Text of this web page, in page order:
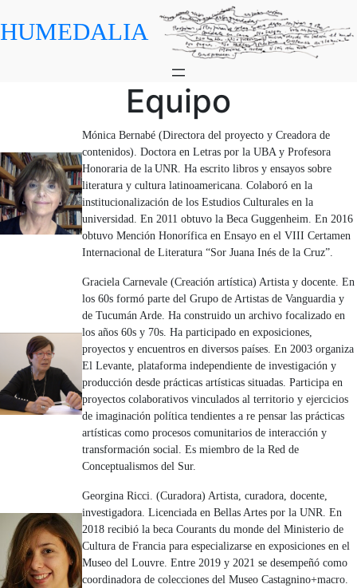
to
HUMEDALIA
Equipo
Mónica Bernabé (Directora del proyecto y Creadora de
contenidos). Doctora en Letras por la UBA y Profesora
Honoraria de la UNR. Ha escrito libros y ensayos sobre
literatura y cultura latinoamericana. Colaboró en la
institucionalización de los Estudios Culturales en la
universidad. En 2011 obtuvo la Beca Guggenheim. En 2016
obtuvo Mención Honorífica en Ensayo en el VIII Certamen
Internacional de Literatura “Sor Juana Inés de la Cruz”.
Graciela Carnevale (Creación artística) Artista y docente. En
los 60s formó parte del Grupo de Artistas de Vanguardia y
de Tucumán Arde. Ha construido un archivo focalizado en
los años 60s y 70s. Ha participado en exposiciones,
proyectos y encuentros en diversos países. En 2003 organiza
El Levante, plataforma independiente de investigación y
producción desde prácticas artísticas situadas. Participa en
proyectos colaborativos vinculados al territorio y ejercicios
de imaginación política tendientes a re pensar las prácticas
artísticas como procesos comunitarios de interacción y
transformación social. Es miembro de la Red de
Conceptualismos del Sur.
Georgina Ricci. (Curadora) Artista, curadora, docente,
investigadora. Licenciada en Bellas Artes por la UNR. En
2018 recibió la beca Courants du monde del Ministerio de
Cultura de Francia para especializarse en exposiciones en el
Museo del Louvre. Entre 2019 y 2021 se desempeñó como
coordinadora de colecciones del Museo Castagnino+macro.